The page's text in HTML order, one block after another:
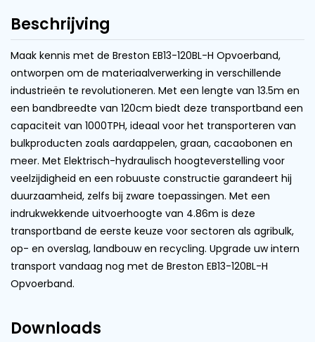
Beschrijving
Maak kennis met de Breston EB13-120BL-H Opvoerband,
ontworpen om de materiaalverwerking in verschillende
industrieën te revolutioneren. Met een lengte van 13.5m en
een bandbreedte van 120cm biedt deze transportband een
capaciteit van 1000TPH, ideaal voor het transporteren van
bulkproducten zoals aardappelen, graan, cacaobonen en
meer. Met Elektrisch-hydraulisch hoogteverstelling voor
veelzijdigheid en een robuuste constructie garandeert hij
duurzaamheid, zelfs bij zware toepassingen. Met een
indrukwekkende uitvoerhoogte van 4.86m is deze
transportband de eerste keuze voor sectoren als agribulk,
op- en overslag, landbouw en recycling. Upgrade uw intern
transport vandaag nog met de Breston EB13-120BL-H
Opvoerband.
Downloads